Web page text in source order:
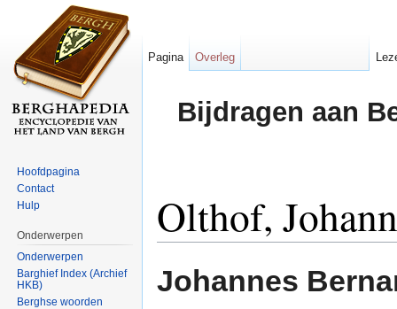
Bijdragen aan
Olthof,
Johannes
Pagina Overleg
Hoofdpagina
Contact
Hulp
Onderwerpen
Onderwerpen
Barghief Index (Archief
HKB)
Berghse woorden